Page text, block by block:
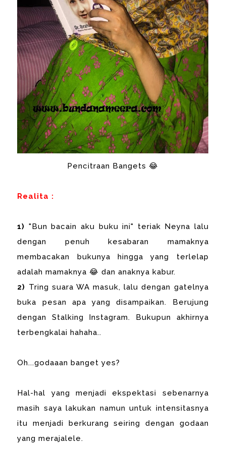
Pencitraan Bangets 😂
Realita :
1) "Bun bacain aku buku ini" teriak Neyna lalu
dengan penuh kesabaran mamaknya
membacakan bukunya hingga yang terlelap
adalah mamaknya 😂 dan anaknya kabur.
2) Tring suara WA masuk, lalu dengan gatelnya
buka pesan apa yang disampaikan. Berujung
dengan Stalking Instagram. Bukupun akhirnya
terbengkalai hahaha..
Oh...godaaan banget yes?
Hal-hal yang menjadi ekspektasi sebenarnya
masih saya lakukan namun untuk intensitasnya
itu menjadi berkurang seiring dengan godaan
yang merajalele.